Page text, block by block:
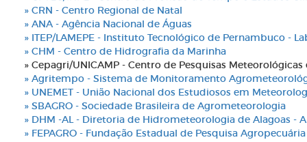
» CRN - Centro Regional de Natal
» ANA - Agência Nacional de Águas
» ITEP/LAMEPE - Instituto Tecnológico de Pernambuco -
» CHM - Centro de Hidrografia da Marinha
» Cepagri/UNICAMP - Centro de Pesquisas
» Agritempo - Sistema de Monitoramento
» UNEMET - União Nacional dos Estudiosos em
» SBAGRO - Sociedade Brasileira de Agrometeorologia
» DHM -AL - Diretoria de Hidrometeorologia de Alagoas -
» FEPAGRO - Fundação Estadual de Pesquisa Agropecuária